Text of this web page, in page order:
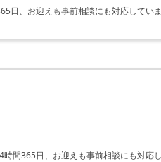
日、お迎えも事前相談にも対応していま
間365日、お迎えも事前相談にも対応し